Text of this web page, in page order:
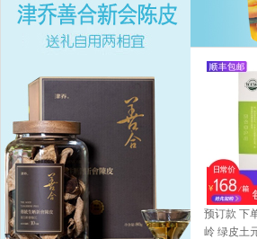
预订款 下
岭 绿皮土